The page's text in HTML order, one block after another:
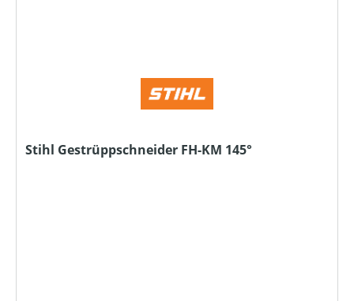
Stihl Gestrüppschneider FH-KM 145°